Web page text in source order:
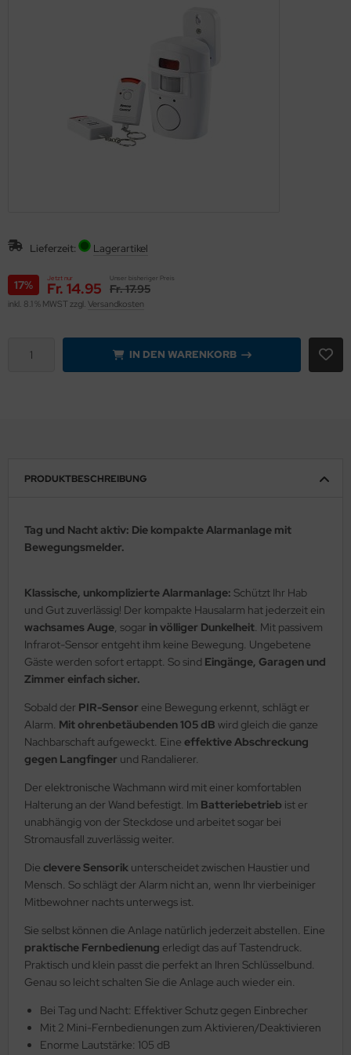
Lieferzeit: Lagerartikel
Jetzt nur
Fr. 14.95
Unser bisheriger Preis
Fr. 17.95
17%
inkl. 8.1 % MWST zzgl. Versandkosten
IN DEN WARENKORB
PRODUKTBESCHREIBUNG
Tag und Nacht aktiv: Die kompakte Alarmanlage mit
Bewegungsmelder.
Klassische, unkomplizierte Alarmanlage: Schützt Ihr Hab
und Gut zuverlässig! Der kompakte Hausalarm hat jederzeit ein
wachsames Auge, sogar in völliger Dunkelheit. Mit passivem
Infrarot-Sensor entgeht ihm keine Bewegung. Ungebetene
Gäste werden sofort ertappt. So sind Eingänge, Garagen und
Zimmer einfach sicher.
Sobald der PIR-Sensor eine Bewegung erkennt, schlägt er
Alarm. Mit ohrenbetäubenden 105 dB wird gleich die ganze
Nachbarschaft aufgeweckt. Eine effektive Abschreckung
gegen Langfinger und Randalierer.
Der elektronische Wachmann wird mit einer komfortablen
Halterung an der Wand befestigt. Im Batteriebetrieb ist er
unabhängig von der Steckdose und arbeitet sogar bei
Stromausfall zuverlässig weiter.
Die clevere Sensorik unterscheidet zwischen Haustier und
Mensch. So schlägt der Alarm nicht an, wenn Ihr vierbeiniger
Mitbewohner nachts unterwegs ist.
Sie selbst können die Anlage natürlich jederzeit abstellen. Eine
praktische Fernbedienung erledigt das auf Tastendruck.
Praktisch und klein passt die perfekt an Ihren Schlüsselbund.
Genau so leicht schalten Sie die Anlage auch wieder ein.
Bei Tag und Nacht: Effektiver Schutz gegen Einbrecher
Mit 2 Mini-Fernbedienungen zum Aktivieren/Deaktivieren
Enorme Lautstärke: 105 dB